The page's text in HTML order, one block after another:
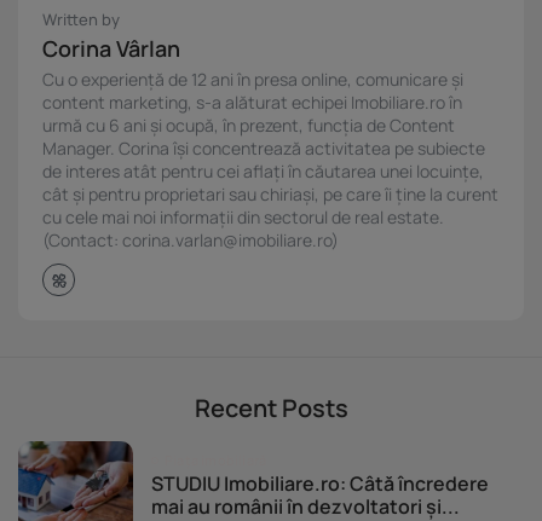
Written by
Corina Vârlan
Cu o experiență de 12 ani în presa online, comunicare și
content marketing, s-a alăturat echipei Imobiliare.ro în
urmă cu 6 ani și ocupă, în prezent, funcția de Content
Manager. Corina își concentrează activitatea pe subiecte
de interes atât pentru cei aflați în căutarea unei locuințe,
cât și pentru proprietari sau chiriași, pe care îi ține la curent
cu cele mai noi informații din sectorul de real estate.
(Contact: corina.varlan@imobiliare.ro)
Recent Posts
STUDIU Imobiliare.ro: Câtă încredere
mai au românii în dezvoltatori și...